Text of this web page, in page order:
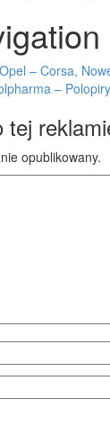
Opel – Corsa,
–
tej
opublikowany.